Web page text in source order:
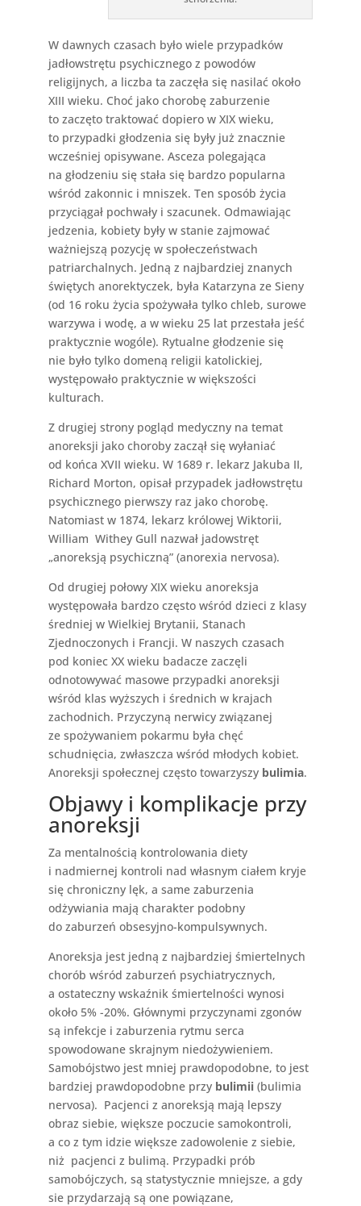
W dawnych czasach było wiele przypadków
jadłowstrętu psychicznego z powodów
religijnych, a liczba ta zaczęła się nasilać około
XIII wieku. Choć jako chorobę zaburzenie
to zaczęto traktować dopiero w XIX wieku,
to przypadki głodzenia się były już znacznie
wcześniej opisywane. Asceza polegająca
na głodzeniu się stała się bardzo popularna
wśród zakonnic i mniszek. Ten sposób życia
przyciągał pochwały i szacunek. Odmawiając
jedzenia, kobiety były w stanie zajmować
ważniejszą pozycję w społeczeństwach
patriarchalnych. Jedną z najbardziej znanych
świętych anorektyczek, była Katarzyna ze Sieny
(od 16 roku życia spożywała tylko chleb, surowe
warzywa i wodę, a w wieku 25 lat przestała jeść
praktycznie wogóle). Rytualne głodzenie się
nie było tylko domeną religii katolickiej,
występowało praktycznie w większości
kulturach.
Z drugiej strony pogląd medyczny na temat
anoreksji jako choroby zaczął się wyłaniać
od końca XVII wieku. W 1689 r. lekarz Jakuba II,
Richard Morton, opisał przypadek jadłowstrętu
psychicznego pierwszy raz jako chorobę.
Natomiast w 1874, lekarz królowej Wiktorii,
William Withey Gull nazwał jadowstręt
„anoreksją psychiczną” (anorexia nervosa).
Od drugiej połowy XIX wieku anoreksja
występowała bardzo często wśród dzieci z klasy
średniej w Wielkiej Brytanii, Stanach
Zjednoczonych i Francji. W naszych czasach
pod koniec XX wieku badacze zaczęli
odnotowywać masowe przypadki anoreksji
wśród klas wyższych i średnich w krajach
zachodnich. Przyczyną nerwicy związanej
ze spożywaniem pokarmu była chęć
schudnięcia, zwłaszcza wśród młodych kobiet.
Anoreksji społecznej często towarzyszy bulimia.
Objawy i komplikacje przy
anoreksji
Za mentalnością kontrolowania diety
i nadmiernej kontroli nad własnym ciałem kryje
się chroniczny lęk, a same zaburzenia
odżywiania mają charakter podobny
do zaburzeń obsesyjno-kompulsywnych.
Anoreksja jest jedną z najbardziej śmiertelnych
chorób wśród zaburzeń psychiatrycznych,
a ostateczny wskaźnik śmiertelności wynosi
około 5% -20%. Głównymi przyczynami zgonów
są infekcje i zaburzenia rytmu serca
spowodowane skrajnym niedożywieniem.
Samobójstwo jest mniej prawdopodobne, to jest
bardziej prawdopodobne przy bulimii(bulimia
nervosa). Pacjenci z anoreksją mają lepszy
obraz siebie, większe poczucie samokontroli,
a co z tym idzie większe zadowolenie z siebie,
niż pacjenci z bulimą. Przypadki prób
samobójczych, są statystycznie mniejsze, a gdy
sie przydarzają są one powiązane,